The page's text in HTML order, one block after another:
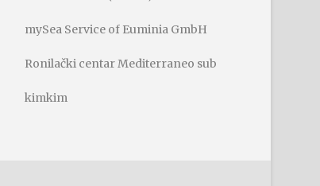
mySea Service of Euminia GmbH
Ronilački centar Mediterraneo sub
kimkim